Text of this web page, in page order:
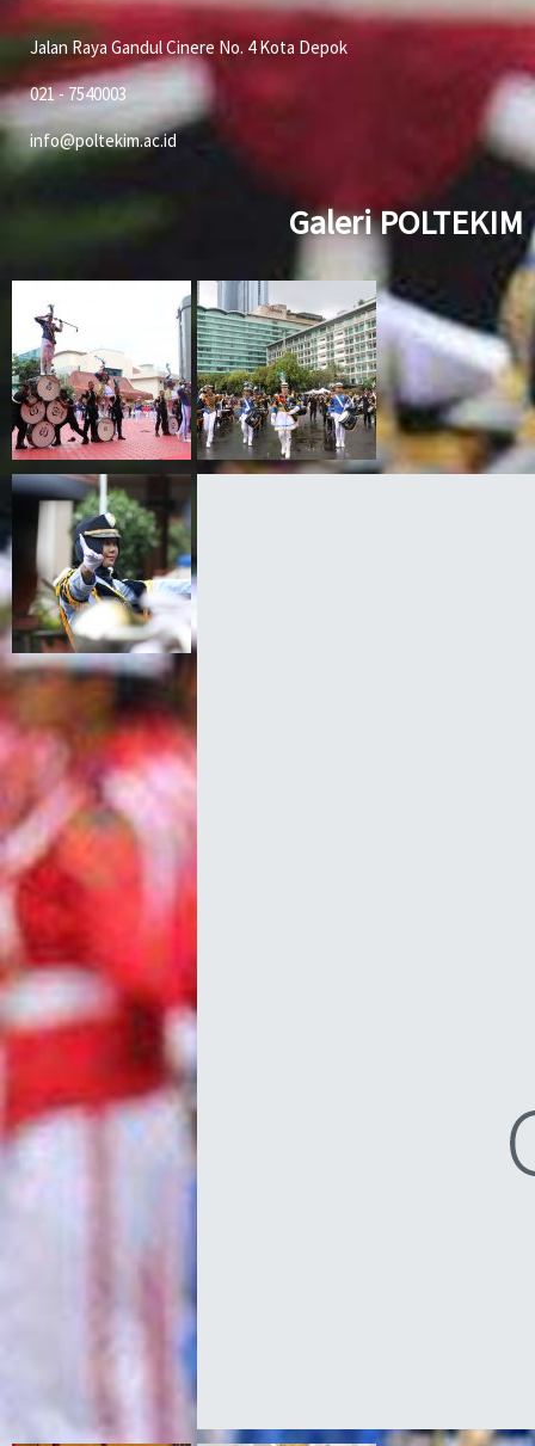
Jalan Raya Gandul Cinere No. 4 Kota Depok
021 - 7540003
info@poltekim.ac.id
Galeri POLTEKIM